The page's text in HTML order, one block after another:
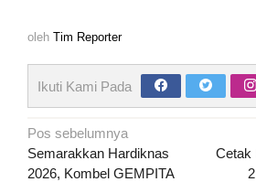
oleh Tim Reporter
Ikuti Kami Pada
Navigasi
pos
Pos sebelumnya
Semarakkan Hardiknas
2026, Kombel GEMPITA
Cetak